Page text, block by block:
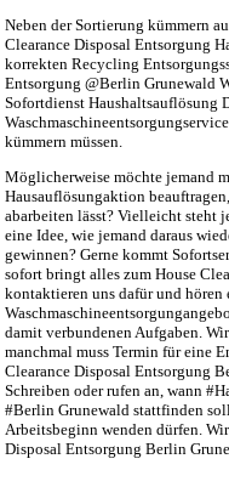
Neben der Sortierung kümmern
Clearance Disposal Entsorgung
korrekten Recycling
Entsorgung @Berlin Grunewald
Sofortdienst Haushaltsauflösung
kümmern müssen.
Möglicherweise möchte jemand
Hausauflösungaktion
abarbeiten lässt? Vielleicht steht
eine Idee, wie jemand daraus
gewinnen? Gerne kommt
sofort bringt alles zum House
kontaktieren uns dafür und hören
damit verbundenen Aufgaben.
manchmal muss Termin für eine
Clearance Disposal Entsorgung
Schreiben oder rufen an, wann
#Berlin Grunewald stattfinden
Arbeitsbeginn wenden dürfen.
Disposal Entsorgung Berlin